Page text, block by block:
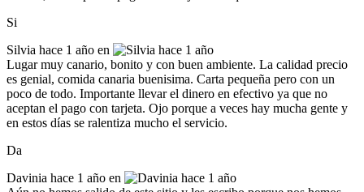
Si
Silvia hace 1 año en
Lugar muy canario, bonito y con buen ambiente. La calidad precio
es genial, comida canaria buenisima. Carta pequeña pero con un
poco de todo. Importante llevar el dinero en efectivo ya que no
aceptan el pago con tarjeta. Ojo porque a veces hay mucha gente y
en estos días se ralentiza mucho el servicio.
Da
Davinia hace 1 año en